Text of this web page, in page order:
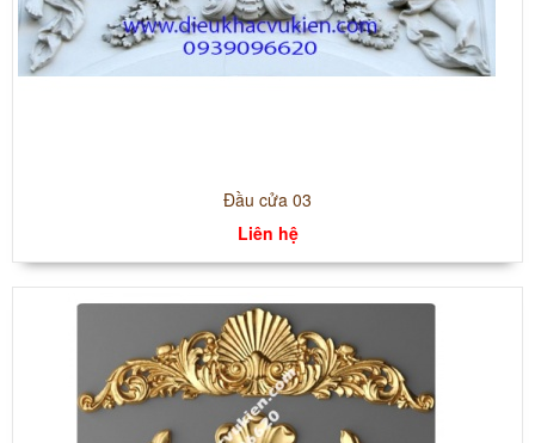
Đầu cửa 03
Liên hệ